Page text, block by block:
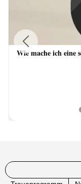
Wie mache ich eine
Previous